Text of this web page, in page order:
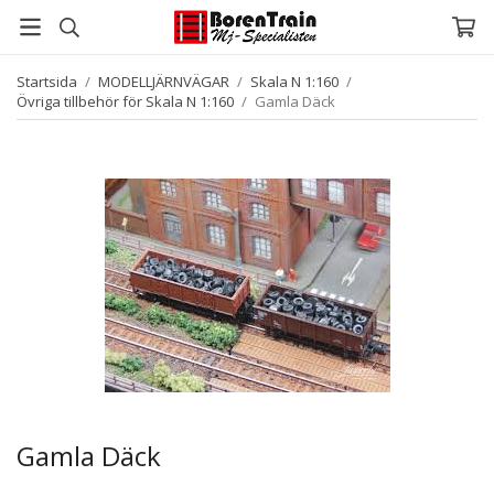
Startsida / MODELLJÄRNVÄGAR / Skala N 1:160 /
Övriga tillbehör för Skala N 1:160 / Gamla Däck
Gamla Däck